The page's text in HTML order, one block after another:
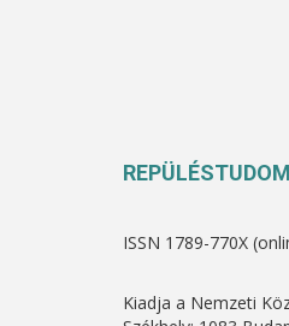
ISSN 1789-770X
Kiadja a Nemzeti